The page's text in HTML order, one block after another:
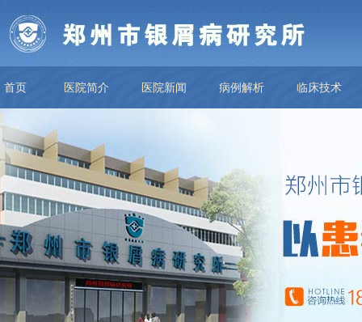
首页 医院简介 医院新闻 病例解析 临床技术